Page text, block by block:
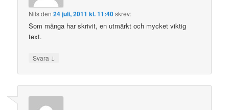
Nilsden24 juli, 2011 kl. 11:40skrev:
Som många har skrivit, en utmärkt och mycket viktig
text.
Svara ↓